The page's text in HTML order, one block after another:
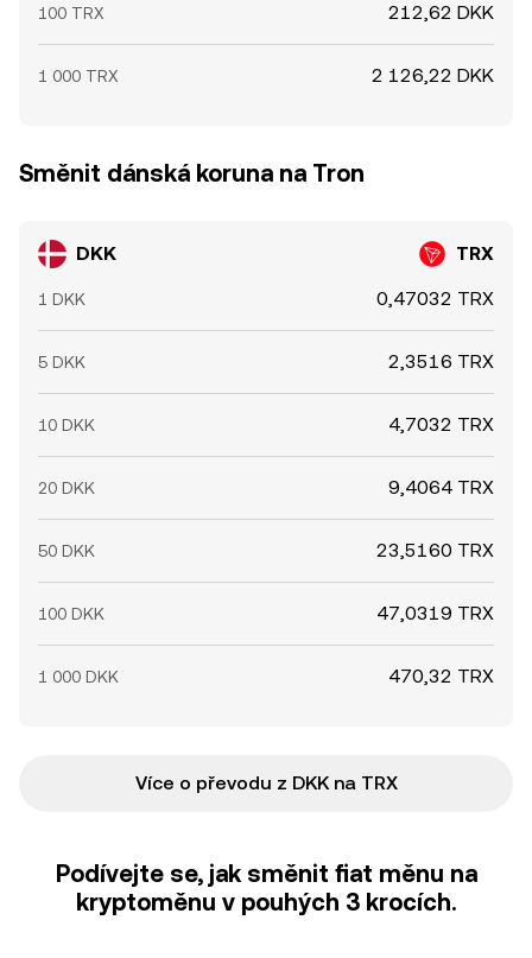
100 TRX 212,62 DKK
1 000 TRX 2 126,22 DKK
Směnit dánská koruna na Tron
DKK TRX
1 DKK 0,47032 TRX
5 DKK 2,3516 TRX
10 DKK 4,7032 TRX
20 DKK 9,4064 TRX
50 DKK 23,5160 TRX
100 DKK 47,0319 TRX
1 000 DKK 470,32 TRX
Více o převodu z DKK na TRX
Podívejte se, jak směnit fiat měnu na
kryptoměnu v pouhých 3 krocích.